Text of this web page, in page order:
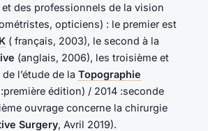
des professionnels de la vision
opticiens) : le premier est
( français, 2003), le second à la
(anglais, 2006), les troisième et
l’étude de la Topographie
:première édition) / 2014 :seconde
ouvrage concerne la chirurgie
Surgery, Avril 2019).